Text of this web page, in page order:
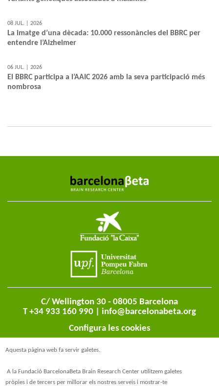
08 JUL. | 2026
La imatge d’una dècada: 10.000 ressonàncies del BBRC per
entendre l’Alzheimer
06 JUL. | 2026
El BBRC participa a l’AAIC 2026 amb la seva participació més
nombrosa
C/ Wellington 30 - 08005 Barcelona
T +34 933 160 990 | info@barcelonabeta.org
Configura les cookies
Aquesta pàgina web fa servir galetes.
A la Fundació BarcelonaBeta Brain Research Center utilitzem galetes
pròpies i de tercers per millorar els nostres serveis i mostrar-te